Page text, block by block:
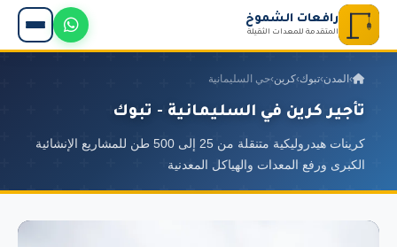
رافعات الشموخ
المتقدمة للمعدات الثقيلة
› المدن›تبوك›كرين›حي السليمانية
تأجير كرين في السليمانية - تبوك
كرينات هيدروليكية متنقلة من 25 إلى 500 طن للمشاريع الإنشائية
الكبرى ورفع المعدات والهياكل المعدنية